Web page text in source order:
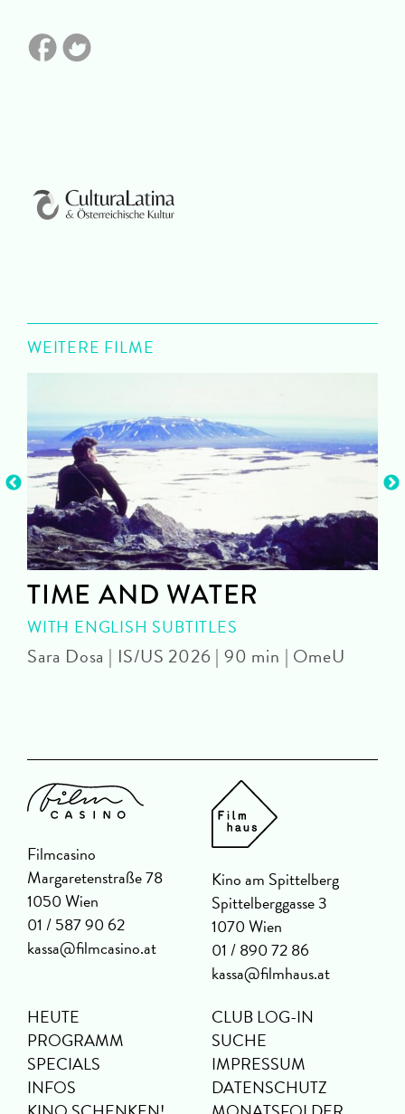
WEITERE FILME
TIME AND WATER
WITH ENGLISH SUBTITLES
Sara Dosa | IS/US 2026 | 90 min | OmeU
Filmcasino
Margaretenstraße 78
1050 Wien
01 / 587 90 62
kassa@filmcasino.at
Kino am Spittelberg
Spittelberggasse 3
1070 Wien
01 / 890 72 86
kassa@filmhaus.at
HEUTE
PROGRAMM
SPECIALS
INFOS
CLUB LOG-IN
SUCHE
IMPRESSUM
DATENSCHUTZ